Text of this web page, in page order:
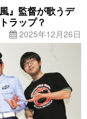
』監督が歌うデ
ラップ？
2025年12月26日